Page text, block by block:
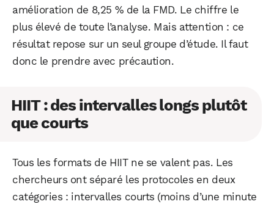
amélioration de 8,25 % de la FMD. Le chiffre le
plus élevé de toute l’analyse. Mais attention : ce
résultat repose sur un seul groupe d’étude. Il faut
donc le prendre avec précaution.
HIIT : des intervalles longs plutôt
que courts
Tous les formats de HIIT ne se valent pas. Les
chercheurs ont séparé les protocoles en deux
catégories : intervalles courts (moins d’une minute